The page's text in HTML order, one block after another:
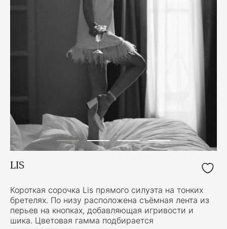
LIS
Короткая сорочка Lis прямого силуэта на тонких
бретелях. По низу расположена съёмная лента из
перьев на кнопках, добавляющая игривости и
шика. Цветовая гамма подбирается